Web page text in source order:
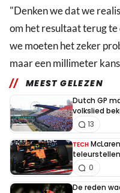
"Denken we dat we
om het resultaat terug
we moeten het zeker
maar een millimeter kans
MEEST GELEZEN
Dutch GP
volkslied
13
TECH
0
De reden